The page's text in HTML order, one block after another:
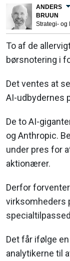
ANDERS
BRUUN
Strategi- og
To af de
børsnotering i
Det ventes at
AI-udbydernes
De to AI-
og Anthropic.
under pres for
aktionærer.
Derfor
virksomheders
Det får ifølge
analytikerne til